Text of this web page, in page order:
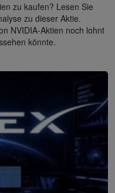
zu kaufen? Lesen Sie
zu dieser Aktie.
NVIDIA-Aktien noch lohnt
könnte.